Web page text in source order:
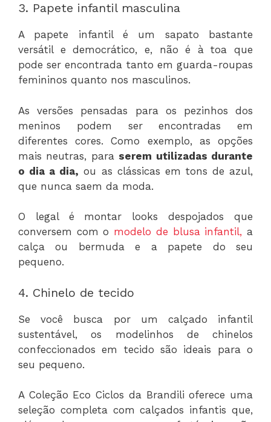
3. Papete infantil masculina
A papete infantil é um sapato bastante
versátil e democrático, e, não é à toa que
pode ser encontrada tanto em guarda-roupas
femininos quanto nos masculinos.
As versões pensadas para os pezinhos dos
meninos podem ser encontradas em
diferentes cores. Como exemplo, as opções
mais neutras, para serem utilizadas durante
o dia a dia, ou as clássicas em tons de azul,
que nunca saem da moda.
O legal é montar looks despojados que
conversem com o modelo de blusa infantil, a
calça ou bermuda e a papete do seu
pequeno.
4. Chinelo de tecido
Se você busca por um calçado infantil
sustentável, os modelinhos de chinelos
confeccionados em tecido são ideais para o
seu pequeno.
A Coleção Eco Ciclos da Brandili oferece uma
seleção completa com calçados infantis que,